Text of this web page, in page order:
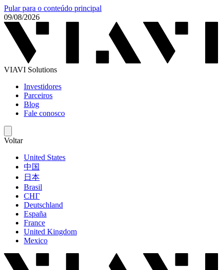
Pular para o conteúdo principal
09/08/2026
VIAVI Solutions
Investidores
Parceiros
Blog
Fale conosco
Voltar
United States
中国
日本
Brasil
СНГ
Deutschland
España
France
United Kingdom
Mexico